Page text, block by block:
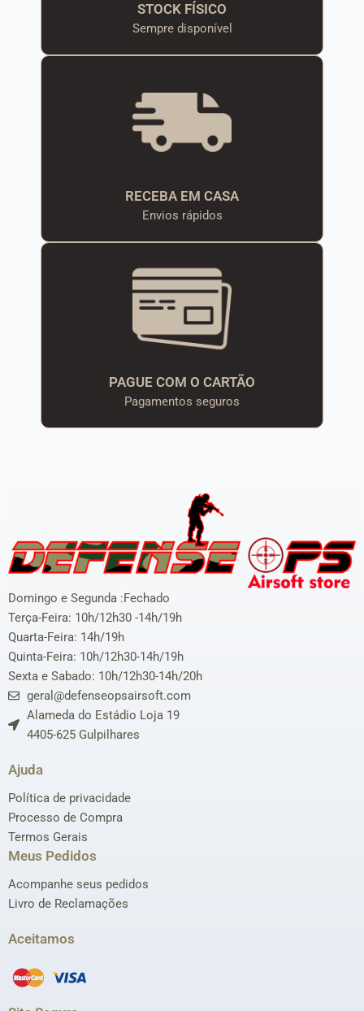
STOCK FÍSICO
Sempre disponível
RECEBA EM CASA
Envios rápidos
PAGUE COM O CARTÃO
Pagamentos seguros
Domingo e Segunda :Fechado
Terça-Feira: 10h/12h30 -14h/19h
Quarta-Feira: 14h/19h
Quinta-Feira: 10h/12h30-14h/19h
Sexta e Sabado: 10h/12h30-14h/20h
geral@defenseopsairsoft.com
Alameda do Estádio Loja 19
4405-625 Gulpilhares
Ajuda
Política de privacidade
Processo de Compra
Termos Gerais
Meus Pedidos
Acompanhe seus pedidos
Livro de Reclamações
Aceitamos